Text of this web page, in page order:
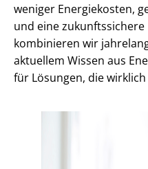
weniger Energiekosten,
und eine
kombinieren wir
aktuellem Wissen aus
für Lösungen, die